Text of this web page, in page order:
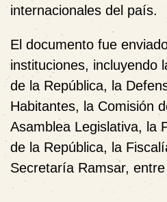
internacionales del país.
El documento fue
instituciones, incluyendo
de la República, la
Habitantes, la Comisión
Asamblea Legislativa, la
de la República, la
Secretaría Ramsar,